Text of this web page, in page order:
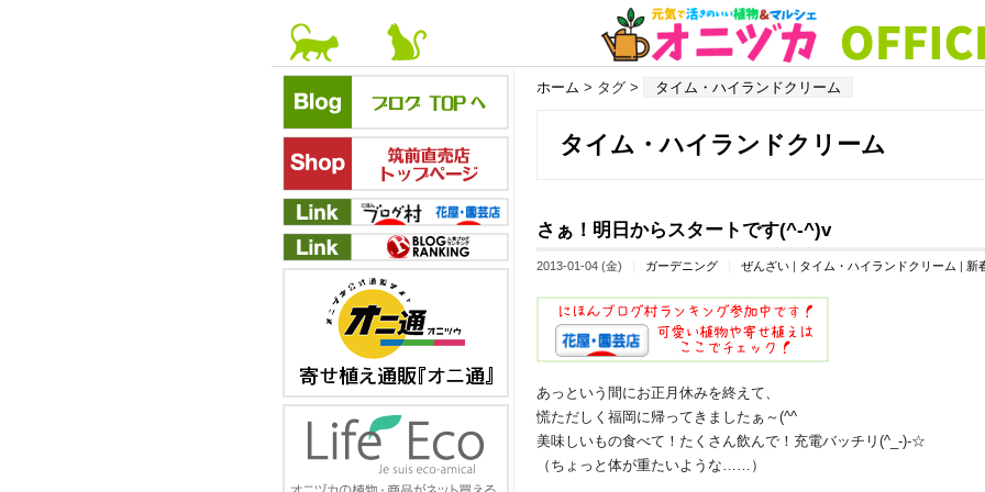
ホーム > タグ > タイム・ハイランドクリーム
タイム・ハイランドクリーム
さぁ！明日からスタートです(^-^)v
2013-01-04 (金) ガーデニング ぜんざい タイム・ハイランドクリーム 新
あっという間にお正月休みを終えて、
慌ただしく福岡に帰ってきましたぁ～(^^ゞ
美味しいもの食べて！たくさん飲んで！充電バッチリ(^_-)-☆
（ちょっと体が重たいような……）